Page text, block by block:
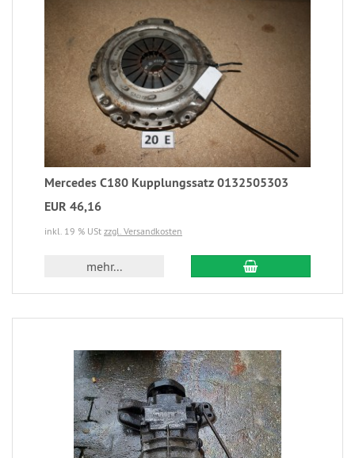
Mercedes C180 Kupplungssatz 0132505303
EUR 46,16
inkl. 19 % USt zzgl. Versandkosten
mehr...